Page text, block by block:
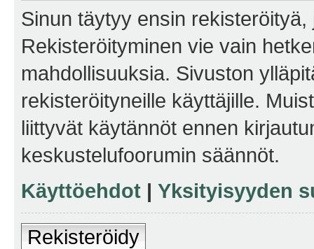
Sinun täytyy ensin
Rekisteröityminen vie vain
mahdollisuuksia. Sivuston
rekisteröityneille käyttäjille.
liittyvät käytännöt ennen
keskustelufoorumin säännöt.
Käyttöehdot | Yksityisyyden
Rekisteröidy